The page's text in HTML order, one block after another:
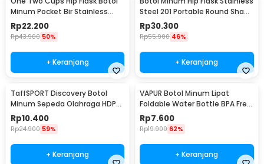
Minum Pocket Bir Stainless
Steel 201 8oz - MS351
Rp22.200
Rp43.900 50%
+ Keranjang
Steel 201 Portable Round Shape
150ml - B-5
Rp30.300
Rp55.900 46%
+ Keranjang
TaffSPORT Discovery Botol
Minum Sepeda Olahraga HDPE
Dust Cover 650ml - 3026
Rp10.400
Rp24.900 59%
+ Keranjang
VAPUR Botol Minum Lipat
Foldable Water Bottle BPA Free
Karabiner 500ml - V5
Rp7.600
Rp19.900 62%
+ Keranjang